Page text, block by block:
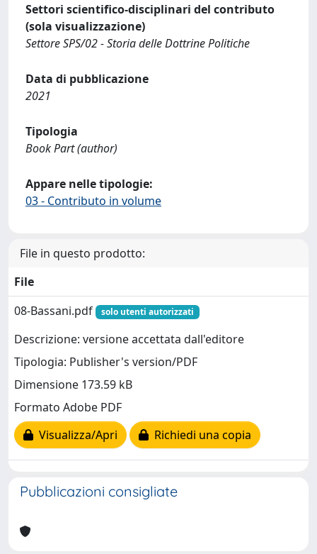
Settori scientifico-disciplinari del contributo
(sola visualizzazione)
Settore SPS/02 - Storia delle Dottrine Politiche
Data di pubblicazione
2021
Tipologia
Book Part (author)
Appare nelle tipologie:
03 - Contributo in volume
File in questo prodotto:
File
08-Bassani.pdf
solo utenti autorizzati
Descrizione: versione accettata dall'editore
Tipologia: Publisher's version/PDF
Dimensione 173.59 kB
Formato Adobe PDF
Visualizza/Apri
Richiedi una copia
Pubblicazioni consigliate